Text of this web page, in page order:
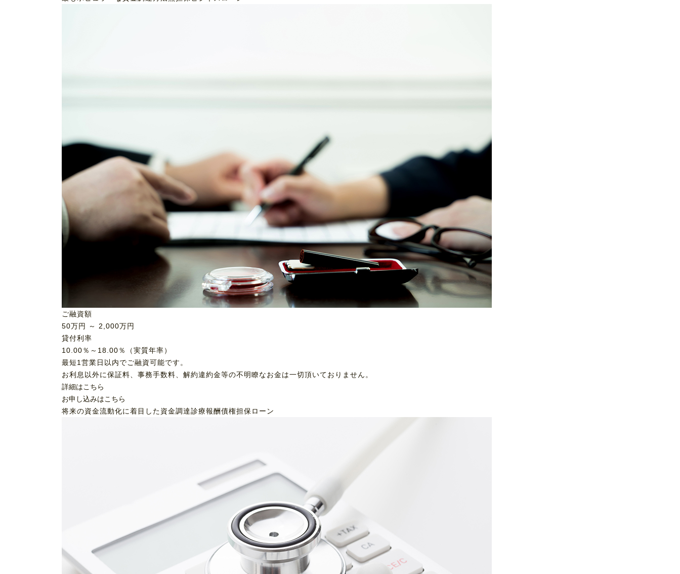
ご融資額
50万円 ～ 2,000万円
貸付利率
10.00％～18.00％（実質年率）
最短1営業日以内でご融資可能です。
お利息以外に保証料、事務手数料、解約違約金等の不明瞭なお金は一切頂いておりません。
詳細はこちら
お申し込みはこちら
将来の資金流動化に着目した資金調達診療報酬債権担保ローン